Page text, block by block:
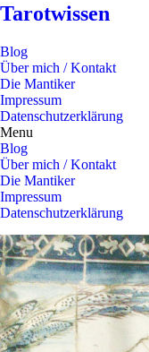
Tarotwissen
Blog
Über mich / Kontakt
Die Mantiker
Impressum
Datenschutzerklärung
Menu
Blog
Über mich / Kontakt
Die Mantiker
Impressum
Datenschutzerklärung